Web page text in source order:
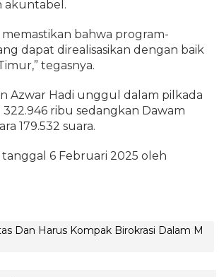
akuntabel.
memastikan bahwa program-
dapat direalisasikan dengan baik
tegasnya.
Azwar Hadi unggul dalam pilkada
ribu sedangkan Dawam
179.532 suara.
6 Februari 2025 oleh
Dan Harus Kompak Birokrasi Dalam M